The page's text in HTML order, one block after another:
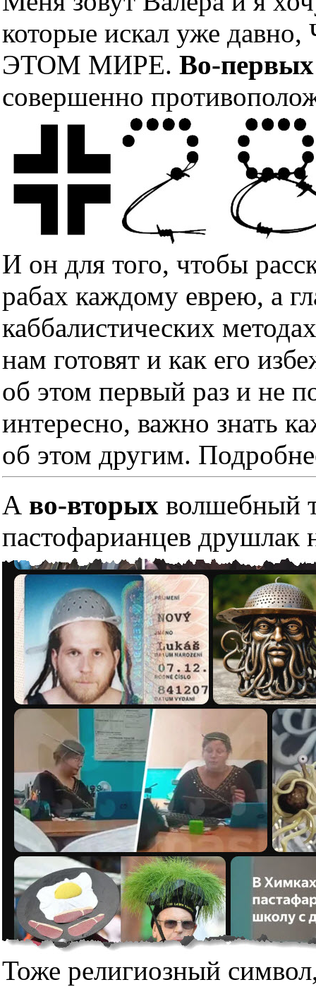
которые искал уже
ЭТОМ МИРЕ. Во-первых
совершенно
И он для того, чтобы
рабах каждому еврею, а
каббалистических
нам готовят и как его
об этом первый раз и не
интересно, важно знать
об этом другим.
А во-вторых волшебный
пастофарианцев друшлак
Тоже религиозный